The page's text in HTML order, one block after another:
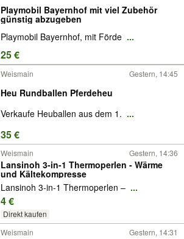
Playmobil Bayernhof mit viel Zubehör
günstig abzugeben
Playmobil Bayernhof, mit Förde ...
25 €
Weismain Gestern, 14:45
Heu Rundballen Pferdeheu
Verkaufe Heuballen aus dem 1. ...
35 €
Weismain Gestern, 14:36
Lansinoh 3-in-1 Thermoperlen - Wärme
und Kältekompresse
Lansinoh 3-in-1 Thermoperlen – ...
4 €
Direkt kaufen
Weismain Gestern, 14:31